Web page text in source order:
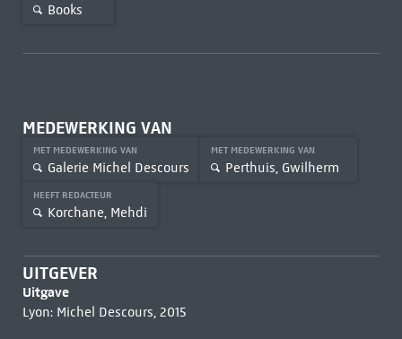
Books
MEDEWERKING VAN
MET MEDEWERKING VAN
Galerie Michel Descours
MET MEDEWERKING VAN
Perthuis, Gwilherm
HEEFT REDACTEUR
Korchane, Mehdi
UITGEVER
Uitgave
Lyon: Michel Descours, 2015